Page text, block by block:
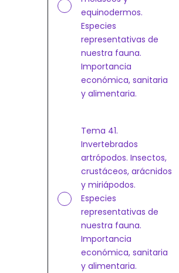
equinodermos.
Especies
representativas de
nuestra fauna.
Importancia
económica, sanitaria
y alimentaria.
Tema 41.
Invertebrados
artrópodos. Insectos,
crustáceos, arácnidos
y miriápodos.
Especies
representativas de
nuestra fauna.
Importancia
económica, sanitaria
y alimentaria.